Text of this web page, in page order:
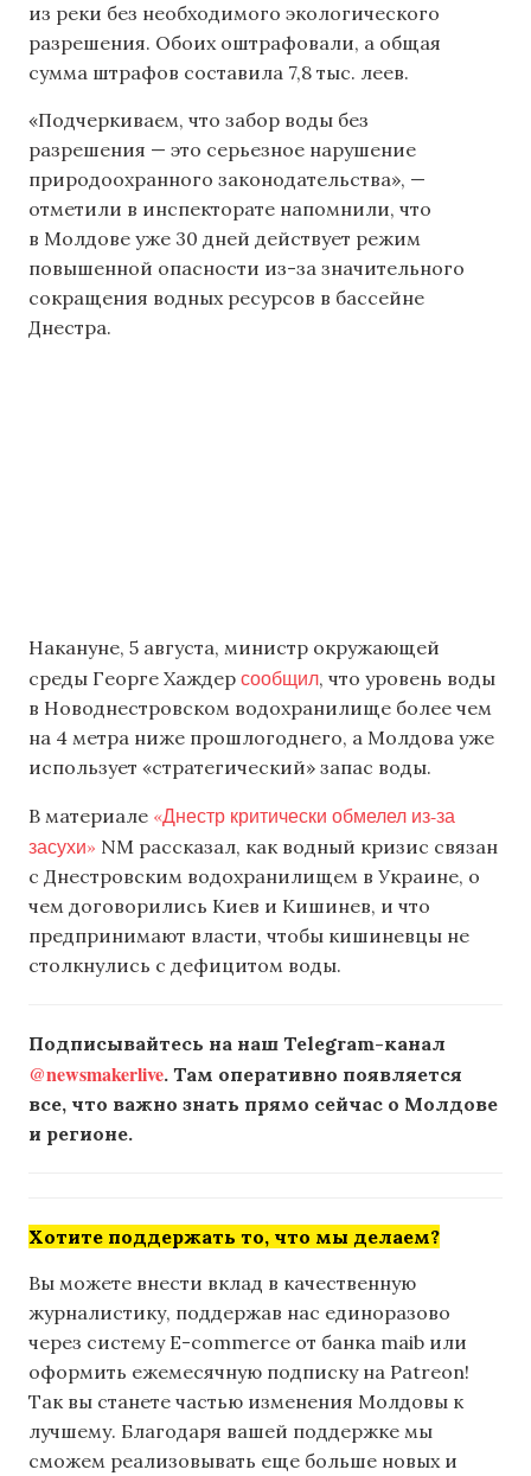
из реки без необходимого экологического
разрешения. Обоих оштрафовали, а общая
сумма штрафов составила 7,8 тыс. леев.
«Подчеркиваем, что забор воды без
разрешения — это серьезное нарушение
природоохранного законодательства», —
отметили в инспекторате напомнили, что
в Молдове уже 30 дней действует режим
повышенной опасности из-за значительного
сокращения водных ресурсов в бассейне
Днестра.
Накануне, 5 августа, министр окружающей
среды Георге Хаждер сообщил, что уровень воды
в Новоднестровском водохранилище более чем
на 4 метра ниже прошлогоднего, а Молдова уже
использует «стратегический» запас воды.
В материале «Днестр критически обмелел из-за
засухи» NM рассказал, как водный кризис связан
с Днестровским водохранилищем в Украине, о
чем договорились Киев и Кишинев, и что
предпринимают власти, чтобы кишиневцы не
столкнулись с дефицитом воды.
Подписывайтесь на наш Telegram-канал
@newsmakerlive. Там оперативно появляется
все, что важно знать прямо сейчас о Молдове
и регионе.
Хотите поддержать то, что мы делаем?
Вы можете внести вклад в качественную
журналистику, поддержав нас единоразово
через систему E-commerce от банка maib или
оформить ежемесячную подписку на Patreon!
Так вы станете частью изменения Молдовы к
лучшему. Благодаря вашей поддержке мы
сможем реализовывать еще больше новых и